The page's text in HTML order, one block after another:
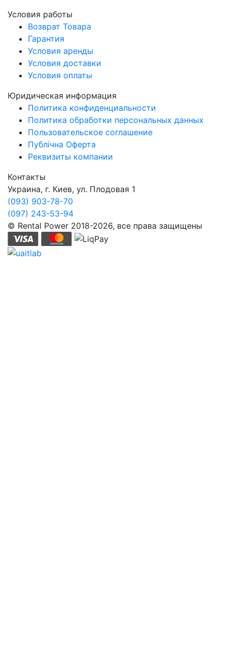
Условия работы
Возврат Товара
Гарантия
Условия аренды
Условия доставки
Условия оплаты
Юридическая информация
Политика конфиденциальности
Политика обработки персональных данных
Пользовательское соглашение
Публічна Оферта
Реквизиты компании
Контакты
Украина, г. Киев, ул. Плодовая 1
(093) 903-78-70
(097) 243-53-94
© Rental Power 2018-2026, все права защищены